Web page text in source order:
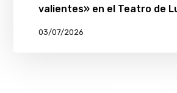
valientes» en el Teatro de
03/07/2026